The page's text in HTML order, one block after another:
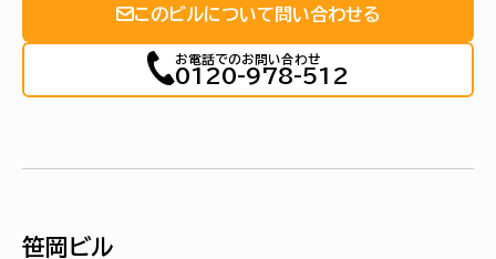
このビルについて問い合わせる
お電話でのお問い合わせ
0120-978-512
笹岡ビル